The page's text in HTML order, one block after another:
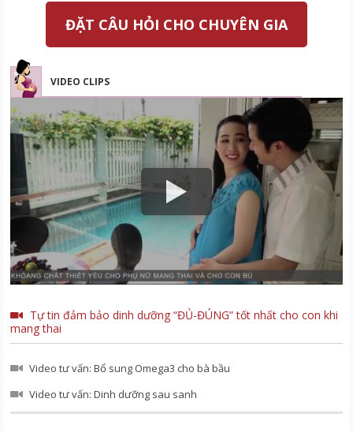
ĐẶT CÂU HỎI CHO CHUYÊN GIA
VIDEO CLIPS
Tự tin đảm bảo dinh dưỡng “ĐỦ-ĐÚNG” tốt nhất cho con khi
mang thai
Video tư vấn: Bổ sung Omega3 cho bà bầu
Video tư vấn: Dinh dưỡng sau sanh